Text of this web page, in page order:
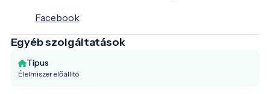
Facebook
Egyéb szolgáltatások
Típus
Élelmiszer előállító